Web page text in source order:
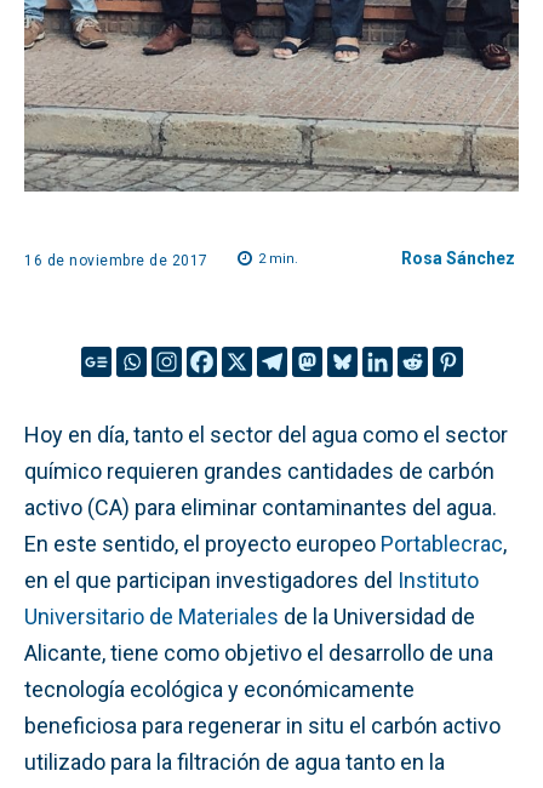
16 de noviembre de 2017 2min. Rosa Sánchez
Hoy en día, tanto el sector del agua como el sector
químico requieren grandes cantidades de carbón
activo (CA) para eliminar contaminantes del agua.
En este sentido, el proyecto europeo Portablecrac,
en el que participan investigadores del Instituto
Universitario de Materiales de la Universidad de
Alicante, tiene como objetivo el desarrollo de una
tecnología ecológica y económicamente
beneficiosa para regenerar in situ el carbón activo
utilizado para la filtración de agua tanto en la